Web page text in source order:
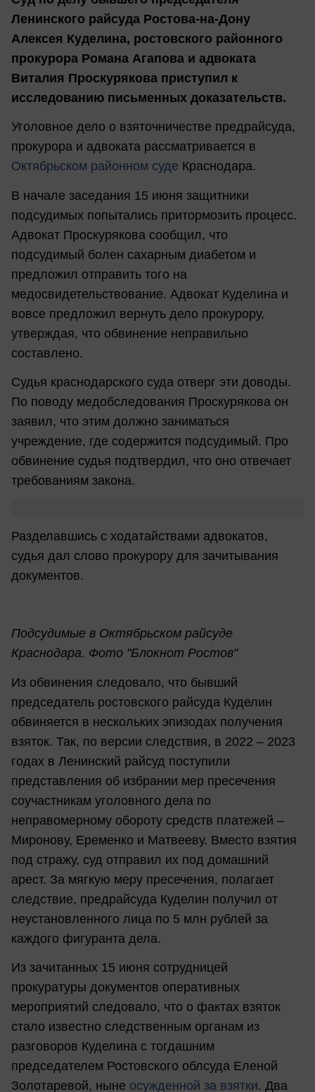
Ленинского райсуда Ростова-на-Дону
Алексея Куделина, ростовского районного
прокурора Романа Агапова и адвоката
Виталия Проскурякова приступил к
исследованию письменных доказательств.
Уголовное дело о взяточничестве предрайсуда,
прокурора и адвоката рассматривается в
Октябрьском районном суде Краснодара.
В начале заседания 15 июня защитники
подсудимых попытались притормозить процесс.
Адвокат Проскурякова сообщил, что
подсудимый болен сахарным диабетом и
предложил отправить того на
медосвидетельствование. Адвокат Куделина и
вовсе предложил вернуть дело прокурору,
утверждая, что обвинение неправильно
составлено.
Судья краснодарского суда отверг эти доводы.
По поводу медобследования Проскурякова он
заявил, что этим должно заниматься
учреждение, где содержится подсудимый. Про
обвинение судья подтвердил, что оно отвечает
требованиям закона.
Разделавшись с ходатайствами адвокатов,
судья дал слово прокурору для зачитывания
документов.
Подсудимые в Октябрьском райсуде
Краснодара. Фото "Блокнот Ростов"
Из обвинения следовало, что бывший
председатель ростовского райсуда Куделин
обвиняется в нескольких эпизодах получения
взяток. Так, по версии следствия, в 2022 – 2023
годах в Ленинский райсуд поступили
представления об избрании мер пресечения
соучастникам уголовного дела по
неправомерному обороту средств платежей –
Миронову, Еременко и Матвееву. Вместо взятия
под стражу, суд отправил их под домашний
арест. За мягкую меру пресечения, полагает
следствие, предрайсуда Куделин получил от
неустановленного лица по 5 млн рублей за
каждого фигуранта дела.
Из зачитанных 15 июня сотрудницей
прокуратуры документов оперативных
мероприятий следовало, что о фактах взяток
стало известно следственным органам из
разговоров Куделина с тогдашним
председателем Ростовского облсуда Еленой
Золотаревой, ныне осужденной за взятки. Два